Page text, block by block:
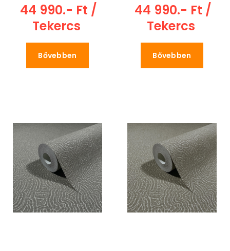
44 990.- Ft /
Tekercs
Bővebben
44 990.- Ft /
Tekercs
Bővebben